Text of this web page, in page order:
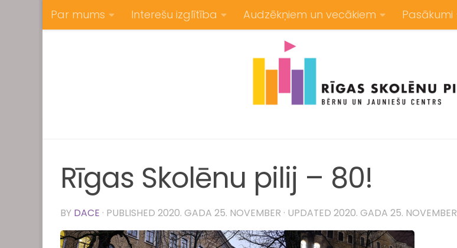
Skip to content
Par mums Interešu izglītība Audzēkņiem un vecākiem Pasākumi
Rīgas Skolēnu pilij – 80!
BY DACE · PUBLISHED 2020. GADA 25. NOVEMBER · UPDATED 2020. GADA 25. NOVEMBER